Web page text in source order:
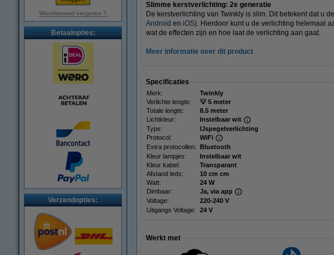
Wachtwoord vergeten ?
Betaalopties:
Verzendopties:
Slimme kerstverlichting: 2e generatie
De kerstverlichting van Twinkly is slim. Dit betekent dat u
Android en iOS). Hierdoor kunt u de verlichting helemaal
wat de effecten zijn en hoe laat de verlichting aan gaat.
Meer informatie over dit product
Specificaties
Merk: Twinkly
Verlichte lengte:
💡 5 meter
Totale lengte:
8.5 meter
Lichtkleur:
Instelbaar wit
Type:
IJspegelverlichting
Protocol:
WiFi
Extra protocollen: Bluetooth
Kleur lampjes:
Instelbaar wit
Kleur kabel:
Transparant
Afstand leds:
10 cm cm
Watt:
24 W
Dimbaar:
Ja, via app
Voltage:
220-240 V
Uitgangs Voltage:
24 V
Werkt met